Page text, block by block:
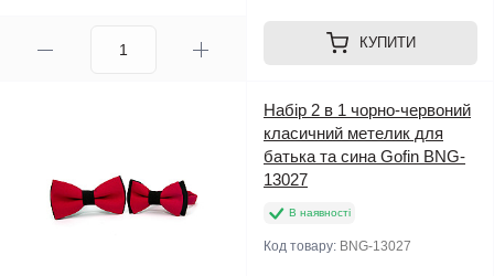
КУПИТИ
Набір 2 в 1 чорно-червоний
класичний метелик для
батька та сина Gofin BNG-
13027
В наявності
Код товару: BNG-13027